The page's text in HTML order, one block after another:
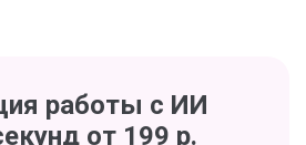
работы с ИИ
от 199 р.